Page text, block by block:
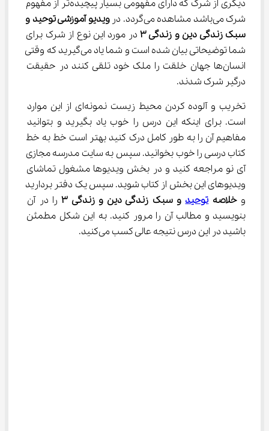
دیگری از شرک که دارای مفهومی بسیار پیچیده‌تر از مفهوم
شرک می‌باشد مشاهده می‌گردد. در
ویدیو آموزشی توحید و
سبک زندگی دین و زندگی ۳ در مورد این نوع از شرک برای
شما توضیحاتی بیان شده است و شما یاد می‌گیرید که وقتی
انسان‌ها جهان خلقت را ملک خود تلقی کنند در حقیقت
درگیر شرک شدند.
تخریب و آلوده کردن محیط زیست نمونه‌ای از این موارد
است. برای اینکه این درس را خوب یاد بگیرید و بتوانید
مفاهیم آن را به طور کامل درک کنید بهتر است خط به خط
کتاب درسی را خوب بخوانید. سپس به سایت مدرسه مجازی
آی نو مراجعه کنید و در بخش ویدیوها مشغول تماشای
ویدیوهای این بخش از کتاب شوید. سپس یک دفتر بردارید
و خلاصه توحید و سبک زندگی دین و زندگی ۳ را در آن
بنویسید و مطالب آن را مرور کنید. به این شکل مطمئن
باشید در این درس نتیجه عالی کسب می‌کنید.